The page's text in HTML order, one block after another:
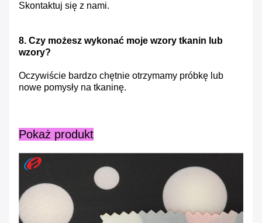
Skontaktuj się z nami.
8. Czy możesz wykonać moje wzory tkanin lub
wzory?
Oczywiście bardzo chętnie otrzymamy próbkę lub
nowe pomysły na tkaninę.
Pokaż produkt